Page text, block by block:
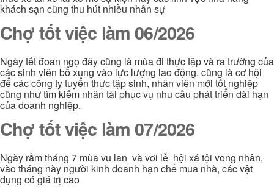
khách sạn cũng thu hút nhiều nhân sự
Chợ tốt việc làm 06/2026
Ngày tết đoan ngọ đây cũng là mùa đi thực tập và ra trường của
các sinh viên bổ xung vào lực lượng lao động. cũng là cơ hội
để các công ty tuyển thực tập sinh, nhân viên mới tốt nghiệp
cũng như tìm kiếm nhân tài phục vụ nhu cầu phát triển dài hạn
của doanh nghiệp.
Chợ tốt việc làm 07/2026
Ngày rằm tháng 7 mùa vu lan và vơi lễ hội xá tội vong nhân,
vào tháng này người kinh doanh hạn chế mua nhà, các vật
dụng có giá trị cao